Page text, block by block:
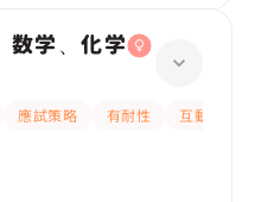
学、化学
應試策略 有耐性
互動教學